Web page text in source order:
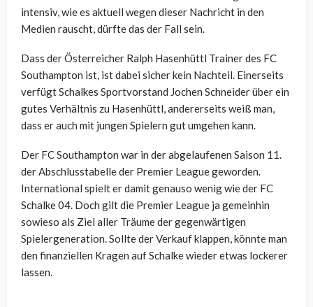
intensiv, wie es aktuell wegen dieser Nachricht in den
Medien rauscht, dürfte das der Fall sein.
Dass der Österreicher Ralph Hasenhüttl Trainer des FC
Southampton ist, ist dabei sicher kein Nachteil. Einerseits
verfügt Schalkes Sportvorstand Jochen Schneider über ein
gutes Verhältnis zu Hasenhüttl, andererseits weiß man,
dass er auch mit jungen Spielern gut umgehen kann.
Der FC Southampton war in der abgelaufenen Saison 11.
der Abschlusstabelle der Premier League geworden.
International spielt er damit genauso wenig wie der FC
Schalke 04. Doch gilt die Premier League ja gemeinhin
sowieso als Ziel aller Träume der gegenwärtigen
Spielergeneration. Sollte der Verkauf klappen, könnte man
den finanziellen Kragen auf Schalke wieder etwas lockerer
lassen.